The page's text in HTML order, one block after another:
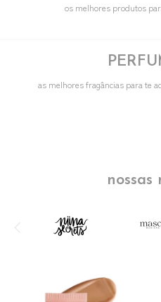
os melhores produtos
as melhores fragâncias para te
nossas